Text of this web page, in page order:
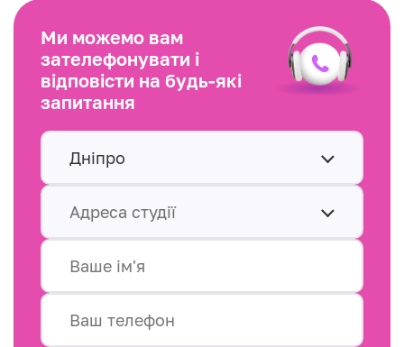
Ми можемо вам
зателефонувати і
відповісти на будь-які
запитання
Дніпро
Адреса студії